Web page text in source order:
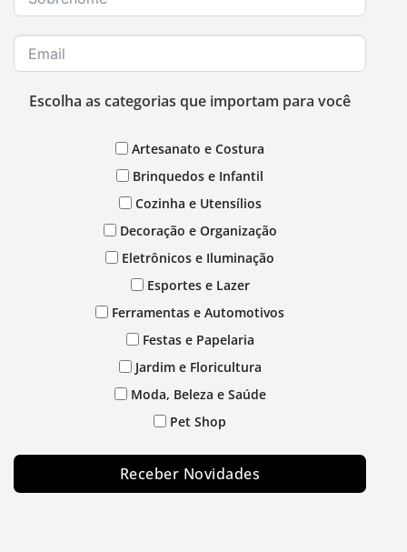
Escolha as categorias que importam para você
Artesanato e Costura
Brinquedos e Infantil
Cozinha e Utensílios
Decoração e Organização
Eletrônicos e Iluminação
Esportes e Lazer
Ferramentas e Automotivos
Festas e Papelaria
Jardim e Floricultura
Moda, Beleza e Saúde
Pet Shop
Receber Novidades